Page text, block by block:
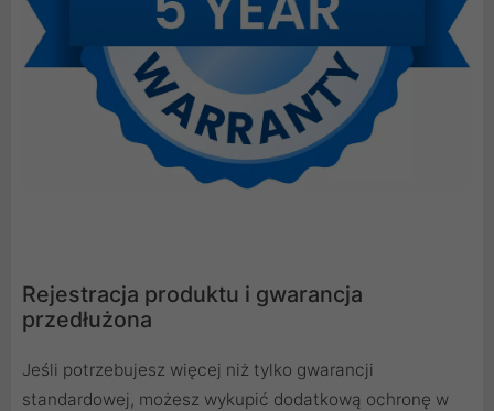
Rejestracja produktu i gwarancja
przedłużona
Jeśli potrzebujesz więcej niż tylko gwarancji
standardowej, możesz wykupić dodatkową ochronę w